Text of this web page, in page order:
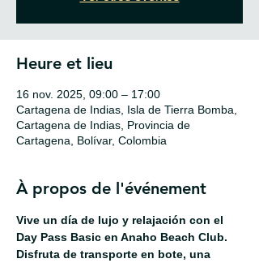
Heure et lieu
16 nov. 2025, 09:00 – 17:00
Cartagena de Indias, Isla de Tierra Bomba,
Cartagena de Indias, Provincia de
Cartagena, Bolívar, Colombia
À propos de l'événement
Vive un día de lujo y relajación con el
Day Pass Basic en Anaho Beach Club.
Disfruta de transporte en bote, una